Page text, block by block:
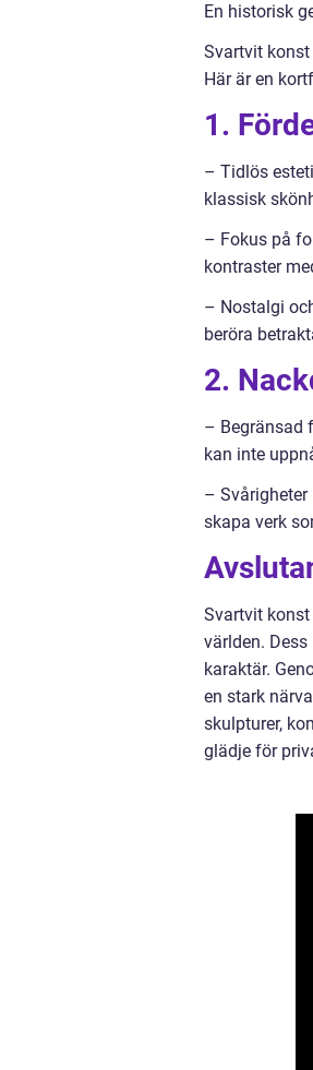
En historisk
Svartvit
Här är en
1.
– Tidlös
klassisk
– Fokus på
kontraster
– Nostalgi
beröra
2.
– Begränsad
kan inte
–
skapa verk
Svartvit
världen.
karaktär.
en stark
skulpturer,
glädje för